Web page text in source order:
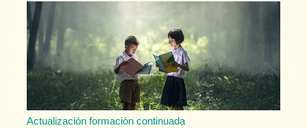
Actualización formación continuada